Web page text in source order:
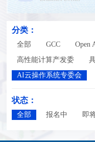
分类：
全部 GCC Open
高性能计算产发委
AI云操作系统专委会
状态：
全部 报名中 即